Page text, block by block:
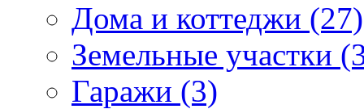
Дома и коттеджи (27)
Земельные участки
Гаражи (3)